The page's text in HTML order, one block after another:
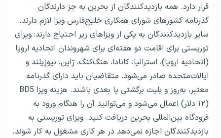
قرار دارد. همه بازدیدکنندگان از بحرین به جز دارندگان
گذرنامه کشورهای شورای همکاری خلیج‌فارس ویزا لازم دارند.
سایر بازدیدکنندگان به یکی از ویزاهای زیر احتیاج دارند: ویزای
توریستی برای اقامت دو هفته‌ای برای شهروندان اتحادیه اروپا
(اتحادیه اروپا)، استرالیا، کانادا، هنگ‌کنگ، ژاپن، نیوزیلند و
ایالات‌متحده صادر می‌شود. متقاضیان باید دارای گذرنامه
معتبر، به‌روز و بلیت برگشتی یا بعدی باشند. هزینه ویزا BD5
(۱۲ دلار) اعمال می‌شود و می‌توانید آن را هنگام ورود به
فرودگاه بین‌المللی بحرین دریافت کنید. ویزای توریستی به
بازدیدکنندگان اجازه نمی‌دهد در هر کاری مشغول به کار شوند.